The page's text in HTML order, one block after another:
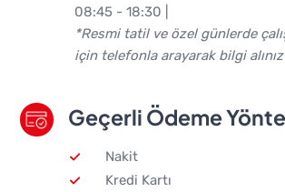
08:45 - 18:30 |
*Resmi tatil ve özel günlerde
için telefonla arayarak bilgi alınız
Geçerli Ödeme
Nakit
Kredi Kartı